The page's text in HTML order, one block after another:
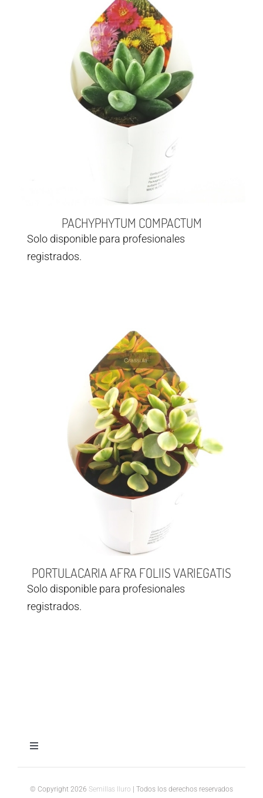
PACHYPHYTUM COMPACTUM
Solo disponible para profesionales
registrados.
PORTULACARIA AFRA FOLIIS VARIEGATIS
Solo disponible para profesionales
registrados.
Toggle
© Copyright 2026 Semillas Iluro | Todos los derechos reservados